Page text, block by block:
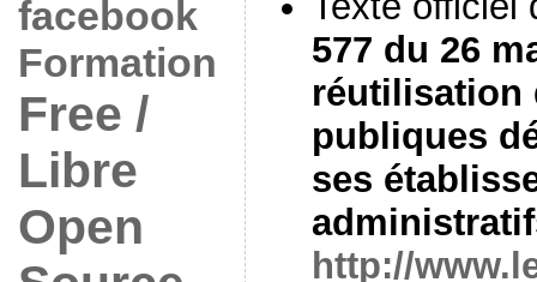
facebook
Formation
Free /
Libre
Open
577 du 26
réutilisation
publiques
ses
http://